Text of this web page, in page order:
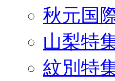
秋元国
山梨特
紋別特